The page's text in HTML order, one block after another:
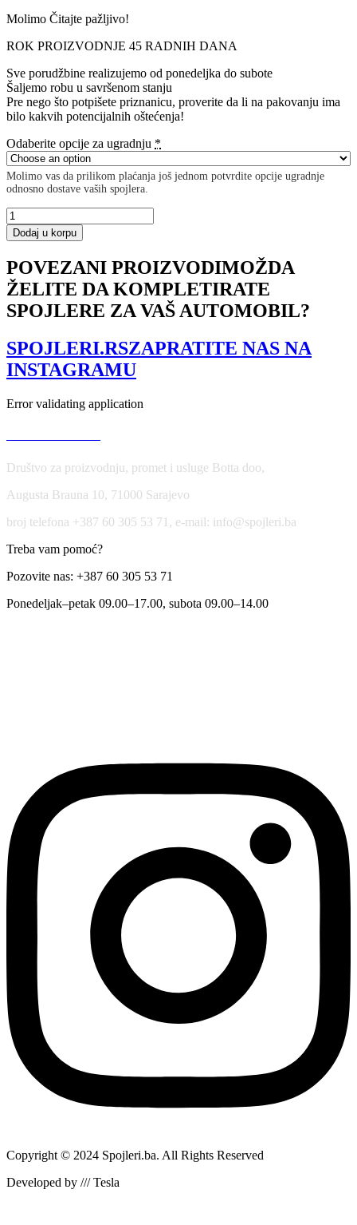
Molimo Čitajte pažljivo!
ROK PROIZVODNJE 45 RADNIH DANA
Sve porudžbine realizujemo od ponedeljka do subote
Šaljemo robu u savršenom stanju
Pre nego što potpišete priznanicu, proverite da li na pakovanju ima
bilo kakvih potencijalnih oštećenja!
Odaberite opcije za ugradnju *
Molimo vas da prilikom plaćanja još jednom potvrdite opcije ugradnje
odnosno dostave vaših spojlera.
Rear
Valance
Ford
ST
Mk3
(RS
Look)
Dodaj u korpu
POVEZANI PROIZVODIMOŽDA
ŽELITE DA KOMPLETIRATE
SPOJLERE ZA VAŠ AUTOMOBIL?
SPOJLERI.RSZAPRATITE NAS NA
INSTAGRAMU
Error validating application
Društvo za proizvodnju, promet i usluge Botta doo,
Augusta Brauna 10, 71000 Sarajevo
broj telefona +387 60 305 53 71, e-mail: info@spojleri.ba
Treba vam pomoć?
Pozovite nas: +387 60 305 53 71
Ponedeljak–petak 09.00–17.00, subota 09.00–14.00
Copyright © 2024 Spojleri.ba. All Rights Reserved
Developed by /// Tesla